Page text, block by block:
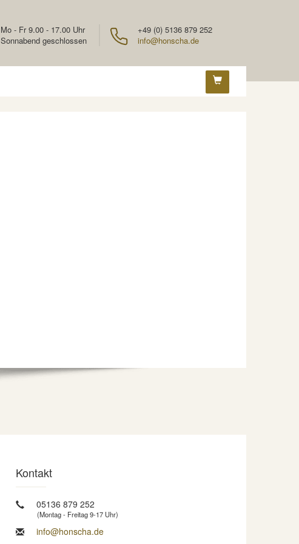
+49 (0) 5136 879 252
info@honscha.de
Mo - Fr 9.00 - 17.00 Uhr
Sonnabend geschlossen
Kontakt
05136 879 252
(Montag - Freitag 9-17 Uhr)
info@honscha.de